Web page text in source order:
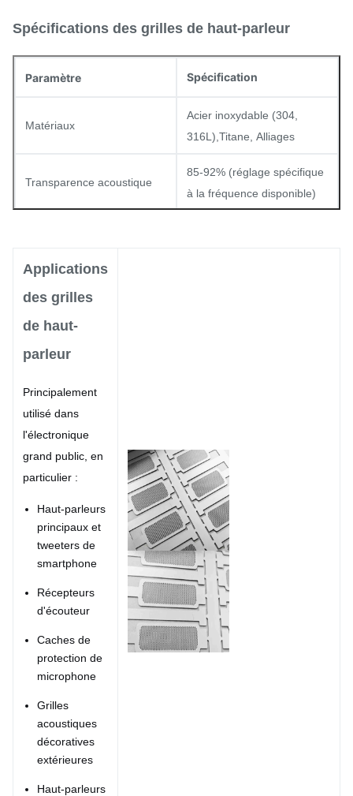
Spécifications des grilles de haut-parleur
Paramètre Spécification
Matériaux
Acier inoxydable (304,
316L), Titane, Alliages
Transparence acoustique
85-92% (réglage spécifique
à la fréquence disponible)
Rugosité de surface
Finition de surface
Applications
des grilles
de haut-
parleur
Principalement
utilisé dans
l'électronique
grand public, en
particulier :
Haut-parleurs
principaux et
tweeters de
smartphone
Récepteurs
d'écouteur
Caches de
protection de
microphone
Grilles
acoustiques
décoratives
extérieures
Haut-parleurs